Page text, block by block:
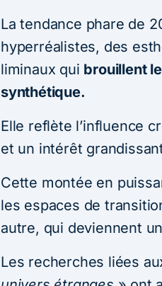
La tendance phare de
hyperréalistes, des
liminaux qui brouillent
synthétique.
Elle reflète l’influence
et un intérêt
Cette montée en
les espaces de
autre, qui deviennent
Les recherches liées